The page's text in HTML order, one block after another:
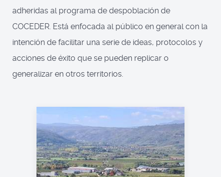
adheridas al programa de despoblación de
COCEDER. Está enfocada al público en general con la
intención de facilitar una serie de ideas, protocolos y
acciones de éxito que se pueden replicar o
generalizar en otros territorios.
Guía de Buenas
Prácticas 2025